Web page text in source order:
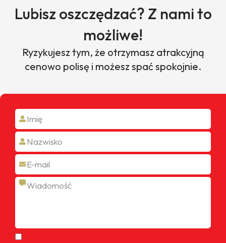
Lubisz oszczędzać? Z nami to
możliwe!
Ryzykujesz tym, że otrzymasz atrakcyjną
cenowo polisę i możesz spać spokojnie.